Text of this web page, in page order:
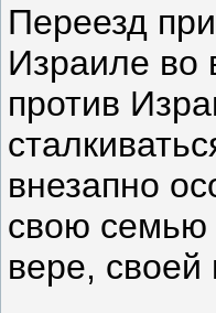
Переезд
Израиле во
против
внезапно
свою семью
вере, своей